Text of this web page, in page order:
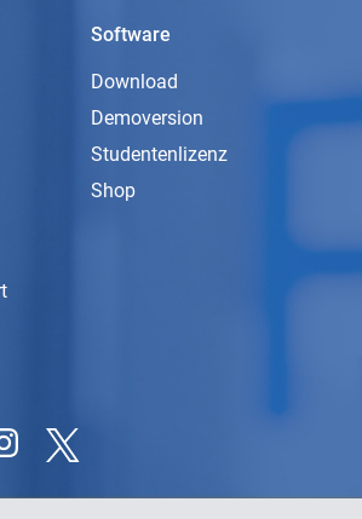
Software
Download
Demoversion
Studentenlizenz
Shop